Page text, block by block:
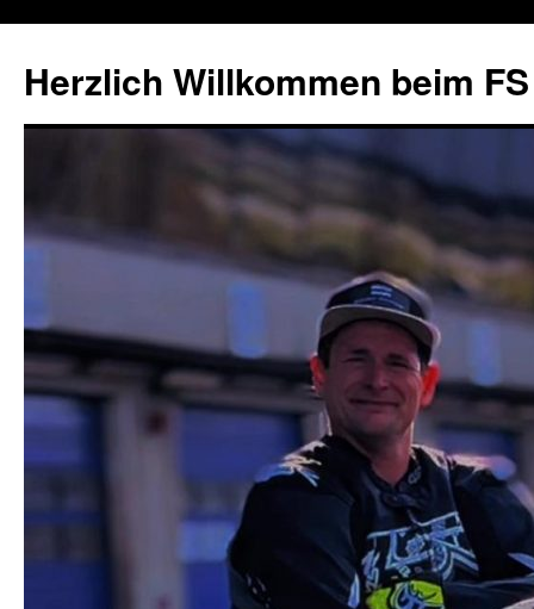
Herzlich Willkommen beim